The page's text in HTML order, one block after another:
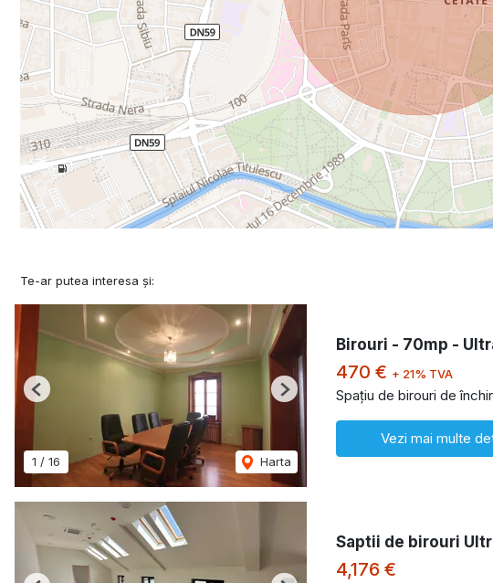
Te-ar putea interesa și:
1 / 16 Harta
Previous Next
Birouri - 70mp -
470 € + 21% TVA
Spațiu de birouri de
Vezi mai multe
Saptii de birouri
4,176 €